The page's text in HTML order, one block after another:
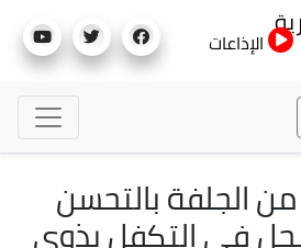
إلى
الإذاعات
الجلفة بالتحسن
في التكفل بذوي